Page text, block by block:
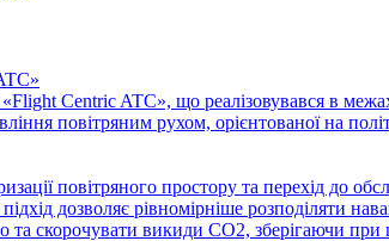
Centric ATC», що реалізовувався в
повітряним рухом, орієнтованої на
повітряного простору та перехід до
дозволяє рівномірніше розподіляти
та скорочувати викиди CO2, зберігаючи